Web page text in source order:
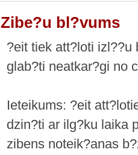
Zibe?u bl?vums
?eit tiek att?loti izl??u
glab?ti neatkar?gi no
Ieteikums: ?eit
dzin?ti ar ilg?ku laika
zibens noteik?anas